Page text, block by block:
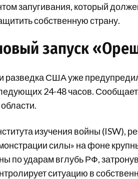
запугивания, который
собственную страну.
запуск
разведка США уже
24-48 часов.
изучения войны (ISW),
силы» на фоне
по ударам вглубь РФ,
ситуацию в